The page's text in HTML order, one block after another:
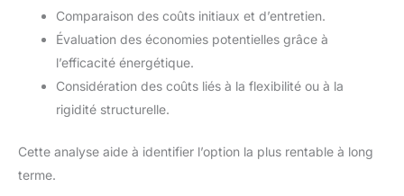
Comparaison des coûts initiaux et d’entretien.
Évaluation des économies potentielles grâce à
l’efficacité énergétique.
Considération des coûts liés à la flexibilité ou à la
rigidité structurelle.
Cette analyse aide à identifier l’option la plus rentable à long
terme.